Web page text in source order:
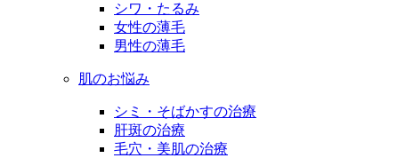
シワ・たるみ
女性の薄毛
男性の薄毛
肌のお悩み
シミ・そばかすの治療
肝斑の治療
毛穴・美肌の治療